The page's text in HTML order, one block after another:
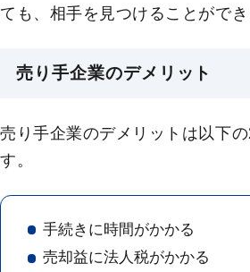
ても、相手を見つけることができ
売り手企業のデメリット
売り手企業のデメリットは以下
す。
手続きに時間がかかる
売却益に法人税がかかる